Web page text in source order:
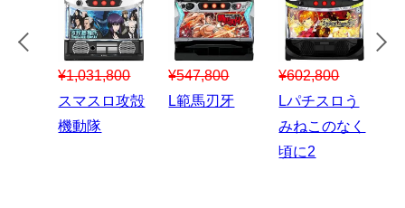
¥547,800
スマスロハナ
ビ
¥150,000
スマスロ秘宝
¥1,867,800
Lパチスロ 炎
炎ノ消防隊2